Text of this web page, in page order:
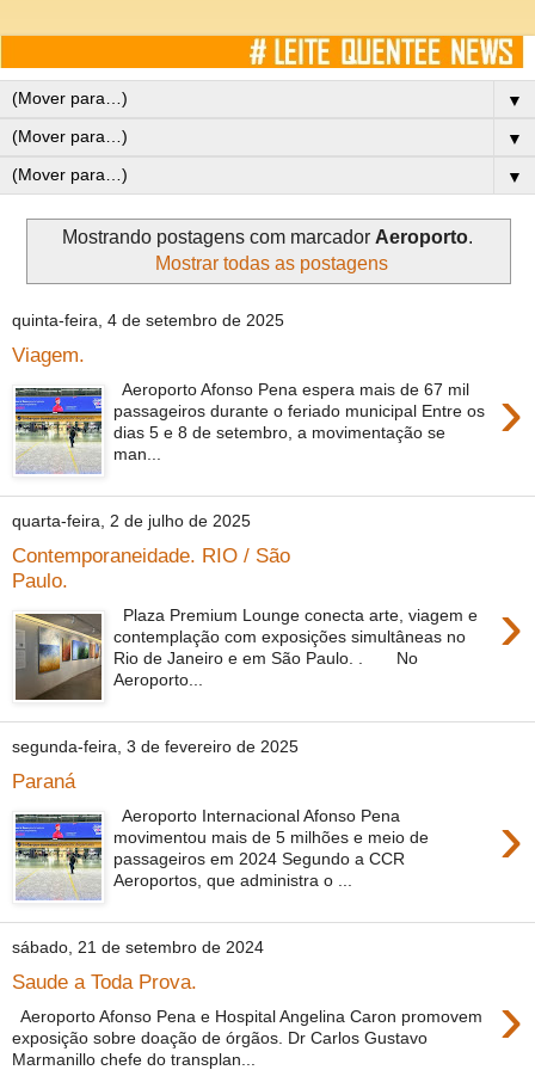
▼
▼
▼
Mostrando postagens com marcador Aeroporto.
Mostrar todas as postagens
quinta-feira, 4 de setembro de 2025
Viagem.
›
Aeroporto Afonso Pena espera mais de 67 mil
passageiros durante o feriado municipal Entre os
dias 5 e 8 de setembro, a movimentação se
man...
quarta-feira, 2 de julho de 2025
Contemporaneidade. RIO / São
Paulo.
›
Plaza Premium Lounge conecta arte, viagem e
contemplação com exposições simultâneas no
Rio de Janeiro e em São Paulo. . No
Aeroporto...
segunda-feira, 3 de fevereiro de 2025
Paraná
›
Aeroporto Internacional Afonso Pena
movimentou mais de 5 milhões e meio de
passageiros em 2024 Segundo a CCR
Aeroportos, que administra o ...
sábado, 21 de setembro de 2024
Saude a Toda Prova. ›
Aeroporto Afonso Pena e Hospital Angelina Caron promovem
exposição sobre doação de órgãos. Dr Carlos Gustavo
Marmanillo chefe do transplan...